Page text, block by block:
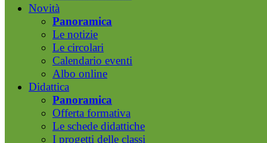
Novità
Panoramica
Le notizie
Le circolari
Calendario eventi
Albo online
Didattica
Panoramica
Offerta formativa
Le schede didattiche
I progetti delle classi